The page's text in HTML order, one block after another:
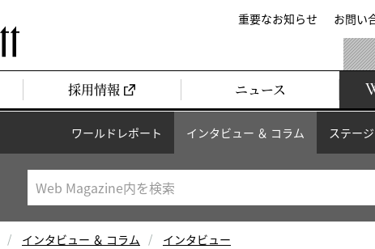
重要なお知らせ お問い
採用情報 ニュース
ワールドレポート インタビュー ＆ コラム ステー
インタビュー ＆ コラム インタビュー